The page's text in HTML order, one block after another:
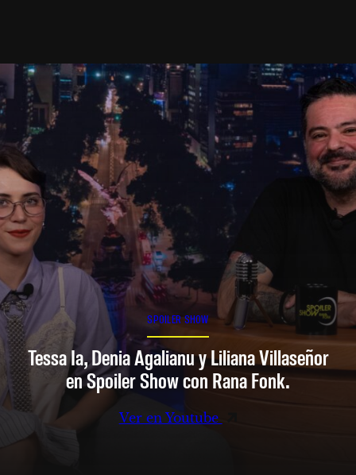
SPOILER SHOW
Tessa Ia, Denia Agalianu y Liliana Villaseñor
en Spoiler Show con Rana Fonk.
Ver en Youtube